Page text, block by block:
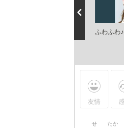
Hololive 歌って踊ってみた
ふわふわ♪
友情
せ たか